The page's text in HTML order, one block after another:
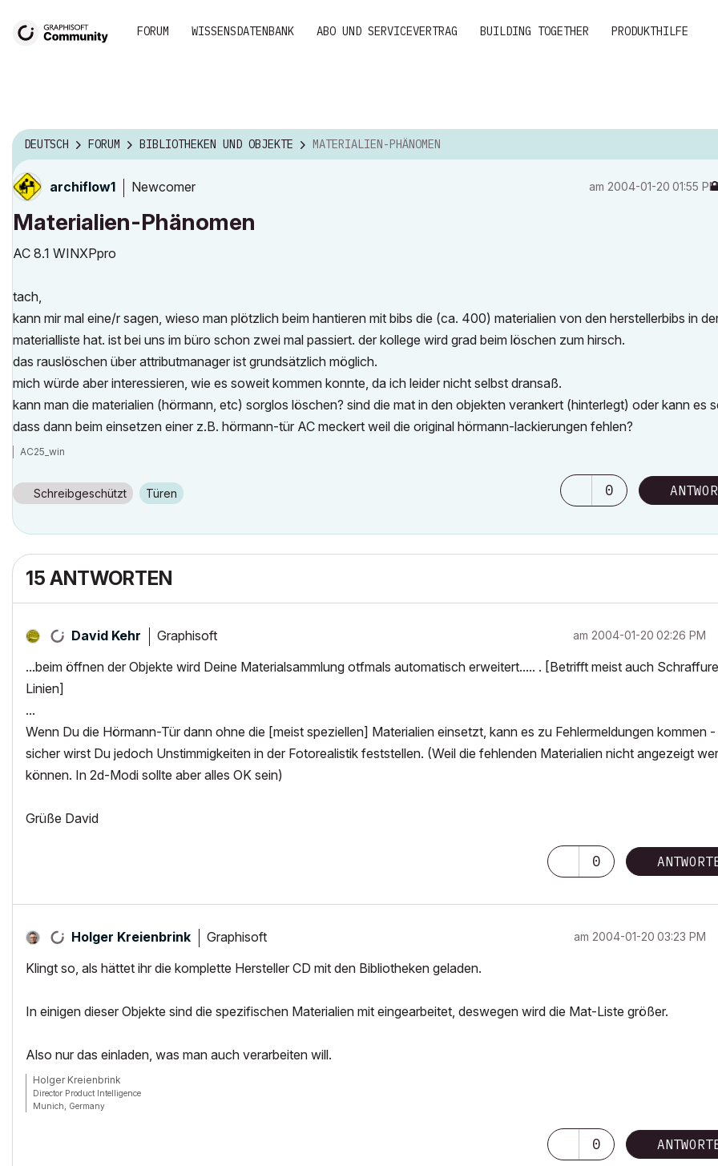
FORUM WISSENSDATENBANK ABO UND SERVICEVERTRAG BUILDING TOGETHER PRODUKTHILFE
DEUTSCH FORUM BIBLIOTHEKEN UND OBJEKTE MATERIALIEN-PHÄNOMEN
archiflow1 Newcomer am ‎2004-01-20 01:55 PM
Materialien-Phänomen
AC 8.1 WINXPpro
tach,
kann mir mal eine/r sagen, wieso man plötzlich beim hantieren mit bibs die (ca. 400) materialien von den herstellerbibs in
materialliste hat. ist bei uns im büro schon zwei mal passiert. der kollege wird grad beim löschen zum hirsch.
das rauslöschen über attributmanager ist grundsätzlich möglich.
mich würde aber interessieren, wie es soweit kommen konnte, da ich leider nicht selbst dransaß.
kann man die materialien (hörmann, etc) sorglos löschen? sind die mat in den objekten verankert (hinterlegt) oder kann es
dass dann beim einsetzen einer z.B. hörmann-tür AC meckert weil die original hörmann-lackierungen fehlen?
AC25_win
Schreibgeschützt Türen 0
15 ANTWORTEN
David Kehr Graphisoft am ‎2004-01-20 02:26 PM
...beim öffnen der Objekte wird Deine Materialsammlung otfmals automatisch erweitert..... . [Betrifft meist auch
Linien]
...
Wenn Du die Hörmann-Tür dann ohne die [meist speziellen] Materialien einsetzt, kann es zu Fehlermeldungen kommen -
sicher wirst Du jedoch Unstimmigkeiten in der Fotorealistik feststellen. (Weil die fehlenden Materialien nicht angezeigt
können. In 2d-Modi sollte aber alles OK sein)
Grüße David
0
Holger Kreienbrink Graphisoft am ‎2004-01-20 03:23 PM
Klingt so, als hättet ihr die komplette Hersteller CD mit den Bibliotheken geladen.
In einigen dieser Objekte sind die spezifischen Materialien mit eingearbeitet, deswegen wird die Mat-Liste größer.
Also nur das einladen, was man auch verarbeiten will.
Holger Kreienbrink
Director Product Intelligence
Munich, Germany
0